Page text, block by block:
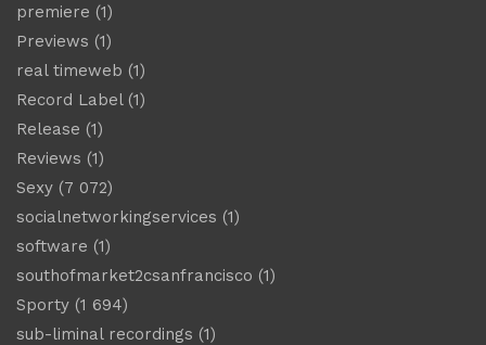
premiere (1)
Previews (1)
real timeweb (1)
Record Label(1)
Release (1)
Reviews (1)
Sexy (7 072)
socialnetworkingservices (1)
software (1)
southofmarket2csanfrancisco (1)
Sporty (1 694)
sub-liminal recordings (1)